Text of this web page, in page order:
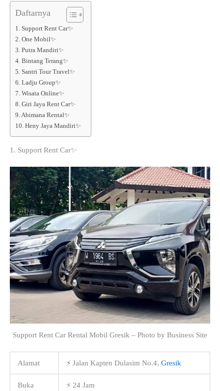
Daftarnya
1. Support Rent Car✨
2. One Mobil✨
3. Putra Mandiri✨
4. Bintang Terang✨
5. Santri Tour Travel✨
6. Ladju Group✨
7. Wisata Online✨
8. Giri Jaya Rent Car✨
9. Abimana Rental✨
10. Heny Jaya Mandiri✨
1. Support Rent Car✨
Support Rent Car Rental Mobil Gresik – Photo by Business Site
Alamat ⚡ Jalan Kapten Dulasim No.4, Gresik
Buka ⚡ 24 Jam